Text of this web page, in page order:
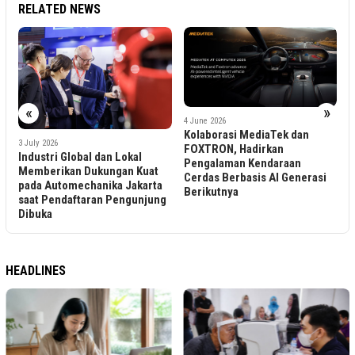
RELATED NEWS
« »
3 July 2026
Industri Global dan Lokal
Memberikan Dukungan Kuat
pada Automechanika Jakarta
saat Pendaftaran Pengunjung
Dibuka
4 June 2026
Kolaborasi MediaTek dan
FOXTRON, Hadirkan
Pengalaman Kendaraan
Cerdas Berbasis AI Generasi
Berikutnya
HEADLINES